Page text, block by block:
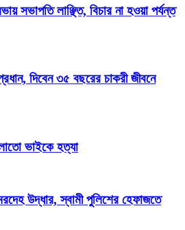
সভাপতি লাঞ্ছিত, বিচার না হওয়া পর্যন্ত
দিবেন ৩৫ বছরের চাকরী জীবনে
ভাইকে হত্যা
উদ্ধার, স্বামী পুলিশের হেফাজতে